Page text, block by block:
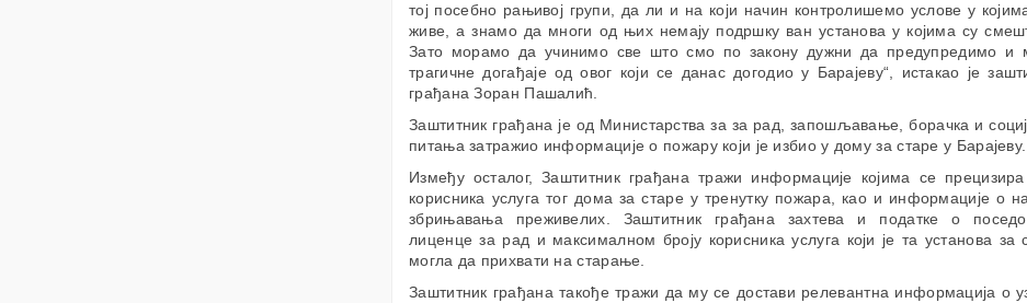
тој посебно рањивој групи, да ли и на који начин контролишемо услове у
живе, а знамо да многи од њих немају подршку ван установа у којима су
Зато морамо да учинимо све што смо по закону дужни да предупредимо и
трагичне догађаје од овог који се данас догодио у Барајеву“, истакао је
грађана Зоран Пашалић.
Заштитник грађана је од Министарства за за рад, запошљавање, борачка и
питања затражио информације о пожару који је избио у дому за старе у Барајеву.
Између осталог, Заштитник грађана тражи информације којима се прецизира
корисника услуга тог дома за старе у тренутку пожара, као и информације о
збрињавања преживелих. Заштитник грађана захтева и податке о
лиценце за рад и максималном броју корисника услуга који је та установа за
могла да прихвати на старање.
Заштитник грађана такође тражи да му се достави релевантна информација о